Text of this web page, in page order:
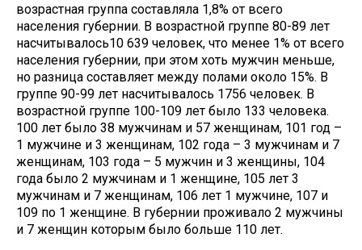
возрастная группа составляла 1,8% от всего
населения губернии. В возрастной группе 80-89 лет
насчитывалось10 639 человек, что менее 1% от всего
населения губернии, при этом хоть мужчин меньше,
но разница составляет между полами около 15%. В
группе 90-99 лет насчитывалось 1756 человек. В
возрастной группе 100-109 лет было 133 человека.
100 лет было 38 мужчинам и 57 женщинам, 101 год –
1 мужчине и 3 женщинам, 102 года – 3 мужчинам и 7
женщинам, 103 года – 5 мужчин и 3 женщины, 104
года было 2 мужчинам и 1 женщине, 105 лет 3
мужчинам и 7 женщинам, 106 лет 1 мужчине, 107 и
109 по 1 женщине. В губернии проживало 2 мужчины
и 7 женщин которым было больше 110 лет.